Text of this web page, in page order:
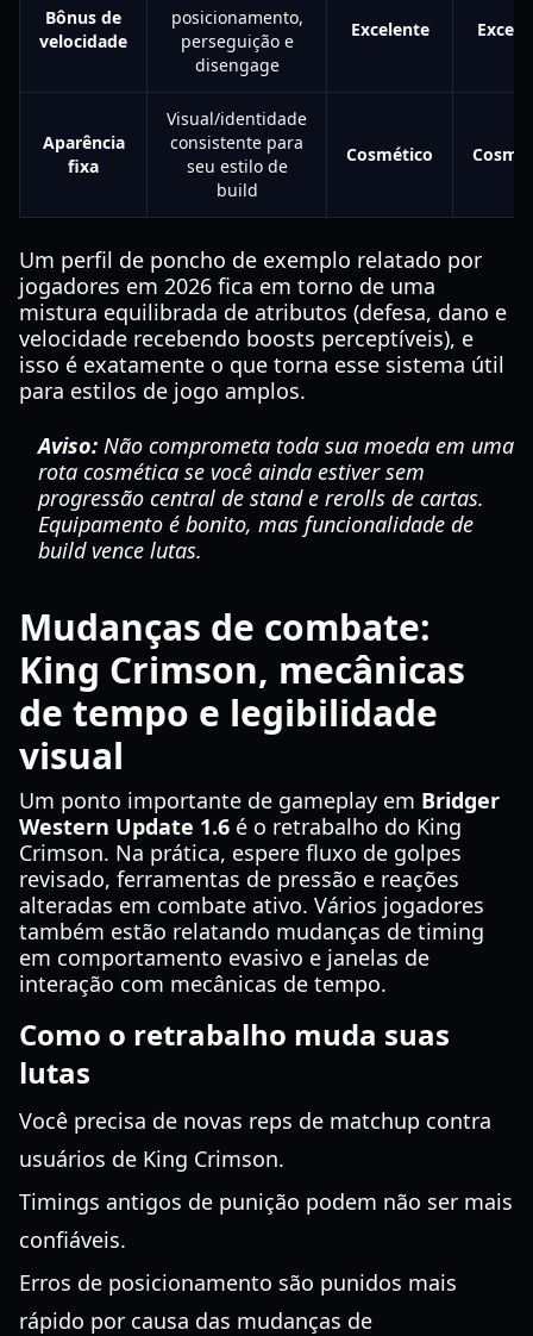
Bônus de
velocidade
posicionamento,
perseguição e
disengage
Excelente
Aparência
fixa
Visual/identidade
consistente para
seu estilo de
build
Cosmético
Um perfil de poncho de exemplo relatado por
jogadores em 2026 fica em torno de uma
mistura equilibrada de atributos (defesa, dano e
velocidade recebendo boosts perceptíveis), e
isso é exatamente o que torna esse sistema útil
para estilos de jogo amplos.
Aviso: Não comprometa toda sua moeda em uma
rota cosmética se você ainda estiver sem
progressão central de stand e rerolls de cartas.
Equipamento é bonito, mas funcionalidade de
build vence lutas.
Mudanças de combate:
King Crimson, mecânicas
de tempo e legibilidade
visual
Um ponto importante de gameplay em Bridger
Western Update 1.6 é o retrabalho do King
Crimson. Na prática, espere fluxo de golpes
revisado, ferramentas de pressão e reações
alteradas em combate ativo. Vários jogadores
também estão relatando mudanças de timing
em comportamento evasivo e janelas de
interação com mecânicas de tempo.
Como o retrabalho muda suas
lutas
Você precisa de novas reps de matchup contra
usuários de King Crimson.
Timings antigos de punição podem não ser mais
confiáveis.
Erros de posicionamento são punidos mais
rápido por causa das mudanças de